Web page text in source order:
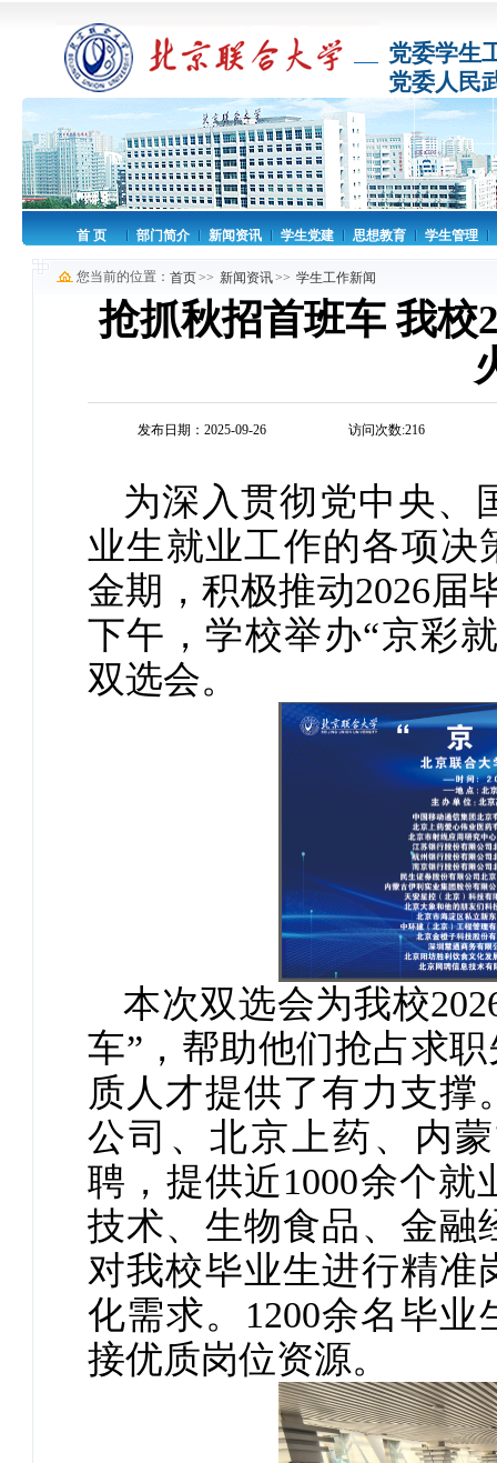
党委学生
党委人民
首 页 部门简介 新闻资讯 学生党建 思想教育 学生管理
您当前的位置： 首页>> 新闻资讯>> 学生工作新闻
抢抓秋招首班车 我校
发布日期：2025-09-26 访问次数:216
为深入贯彻党中央、
业生就业工作的各项决
金期，积极推动2026届
下午，学校举办“京彩
双选会。
本次双选会为我校
车”，帮助他们抢占求
质人才提供了有力支
公司、北京上药、内
聘，提供近1000余个
技术、生物食品、金融
对我校毕业生进行精准
化需求。1200余名毕
接优质岗位资源。